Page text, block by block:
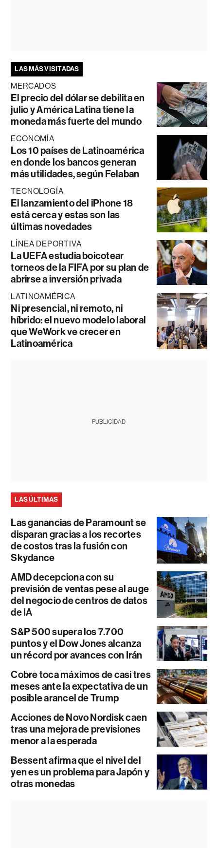
LAS MÁS VISITADAS
MERCADOS
El precio del dólar se debilita en
julio y América Latina tiene la
moneda más fuerte del mundo
ECONOMÍA
Los 10 países de Latinoamérica
en donde los bancos generan
más utilidades, según Felaban
TECNOLOGÍA
El lanzamiento del iPhone 18
está cerca y estas son las
últimas novedades
LÍNEA DEPORTIVA
La UEFA estudia boicotear
torneos de la FIFA por su plan de
abrirse a inversión privada
LATINOAMÉRICA
Ni presencial, ni remoto, ni
híbrido: el nuevo modelo laboral
que WeWork ve crecer en
Latinoamérica
PUBLICIDAD
LAS ÚLTIMAS
Las ganancias de Paramount se
disparan gracias a los recortes
de costos tras la fusión con
Skydance
AMD decepciona con su
previsión de ventas pese al auge
del negocio de centros de datos
de IA
S&P 500 supera los 7.700
puntos y el Dow Jones alcanza
un récord por avances con Irán
Cobre toca máximos de casi tres
meses ante la expectativa de un
posible arancel de Trump
Acciones de Novo Nordisk caen
tras una mejora de previsiones
menor a la esperada
Bessent afirma que el nivel del
yen es un problema para Japón y
otras monedas